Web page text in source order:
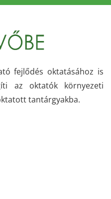
fejlődés oktatásához is
az oktatók környezeti
tantárgyakba.